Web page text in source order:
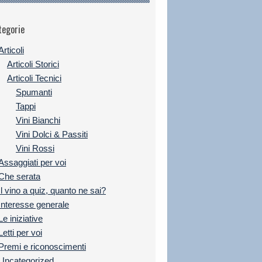
Articoli Storici
Articoli Tecnici
Spumanti
Tappi
Vini Bianchi
Vini Dolci & Passiti
Vini Rossi
per voi
serata
vino a quiz, quanto ne sai?
generale
iniziative
per voi
e riconoscimenti